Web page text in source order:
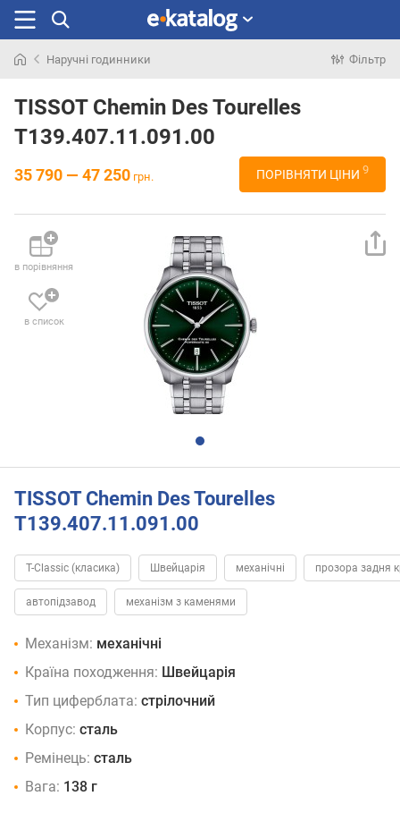
раніше
Наручні годинники Фільтр
TISSOT Chemin Des Tourelles
T139.407.11.091.00
35 790 — 47 250 грн. ПОРІВНЯТИ ЦІНИ 9
в порівняння
в список
TISSOT Chemin Des Tourelles
T139.407.11.091.00
T-Classic (класика) Швейцарія механічні прозора задня
автопідзавод механізм з каменями
Механізм: механічні
Країна походження: Швейцарія
Тип циферблата: стрілочний
Корпус: сталь
Ремінець: сталь
Вага: 138 г